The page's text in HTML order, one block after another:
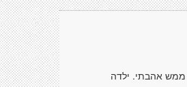
ממש אהבתי. ילדה